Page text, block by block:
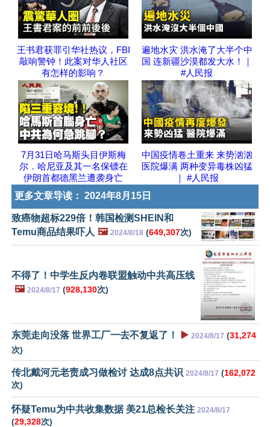
王书君获罪引华社热议，FBI
敲响警钟！此案对华人社区
有怎样的影响？
遍地水灾 洪水淹了大半个中
国 连新疆沙漠都发大水！｜
#人民报
7月31日哈马斯头目伊斯梅
尔．哈尼亚及其一名保镖在
伊朗首都德黑兰遭袭身亡
中国疫情卷土重来 来势汹汹
医院爆满 两种变异毒株凶猛
｜ #人民报
更多文章导读： 2024年8月15日
致癌物超标229倍！韩国检测SHEIN和
Temu商品结果吓人 🖼️ 2024/8/18 (649,307次)
不得了！中学生反内卷联盟触动中共高压线
🖼️ 2024/8/17 (928,130次)
东莞走向没落 世界工厂一去不复返了！ ▶️ 2024/8/17 (31,274
次)
传北戴河元老责成习做检讨 达成8点共识 2024/8/17 (162,072
次)
怀疑Temu为中共收集数据 美21总检长关注 2024/8/17
(29,328次)